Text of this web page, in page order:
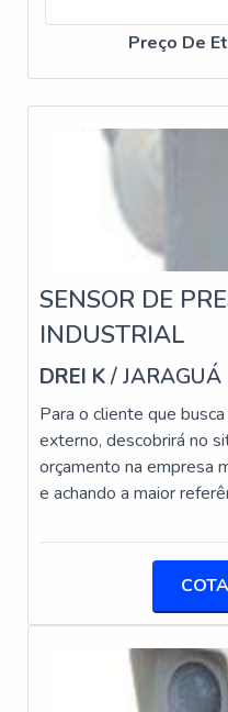
CONCLUSÃO
A implementação de
estratégia eficaz para
segurança em
Alarmes oferece
alta qualidade e suporte
Compreender as
etiquetas é fundamental
para suas necessidades.
Veja mais:Produtos
|Adesivos e Sinalização
Preço De
SENSOR DE
INDUSTRIAL
DREI K/
Para o cliente que
externo, descobrirá no
orçamento na empresa
e achando a maior
PRESENÇA EXTERNO
sensores de presença
comprometida com os
K. A empresa tem em
sensores de presença,
na atualidade. Ainda
sensor de presença